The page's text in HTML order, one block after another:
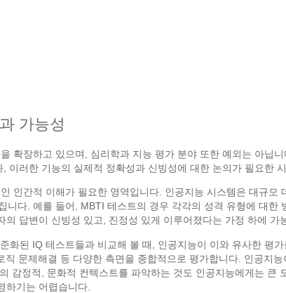
가능성
확장하고 있으며, 심리학과 지능 평가 분야 또한 예외는 아닙
이러한 기능의 실제적 정확성과 신빙성에 대한 논의가 필요한
인간적 이해가 필요한 영역입니다. 인공지능 시스템은 대규모
다. 예를 들어, MBTI 테스트의 경우 각각의 성격 유형에 대한
답변이 신빙성 있고, 진정성 있게 이루어졌다는 가정 하에 가
화된 IQ 테스트들과 비교해 볼 때, 인공지능이 이와 유사한 평
문제해결 등 다양한 측면을 종합적으로 평가합니다. 인공지
감정적, 문화적 컨텍스트를 파악하는 것도 인공지능에게는 큰
하기는 어렵습니다.